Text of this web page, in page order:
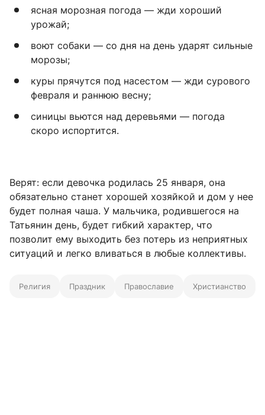
ясная морозная погода — жди хороший
урожай;
воют собаки — со дня на день ударят сильные
морозы;
куры прячутся под насестом — жди сурового
февраля и раннюю весну;
синицы вьются над деревьями — погода
скоро испортится.
Верят: если девочка родилась 25 января, она
обязательно станет хорошей хозяйкой и дом у нее
будет полная чаша. У мальчика, родившегося на
Татьянин день, будет гибкий характер, что
позволит ему выходить без потерь из неприятных
ситуаций и легко вливаться в любые коллективы.
Религия Праздник Православие Христианство